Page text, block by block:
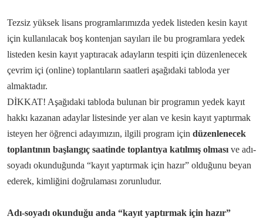
Tezsiz yüksek lisans programlarımızda yedek listeden kesin kayıt
için kullanılacak boş kontenjan sayıları ile bu programlara yedek
listeden kesin kayıt yaptıracak adayların tespiti için düzenlenecek
çevrim içi (online) toplantıların saatleri aşağıdaki tabloda yer
almaktadır.
DİKKAT! Aşağıdaki tabloda bulunan bir programın yedek kayıt
hakkı kazanan adaylar listesinde yer alan ve kesin kayıt yaptırmak
isteyen her öğrenci adayımızın, ilgili program için düzenlenecek
toplantının başlangıç saatinde toplantıya katılmış olması ve adı-
soyadı okunduğunda “kayıt yaptırmak için hazır” olduğunu beyan
ederek, kimliğini doğrulaması zorunludur.
Adı-soyadı okunduğu anda “kayıt yaptırmak için hazır”